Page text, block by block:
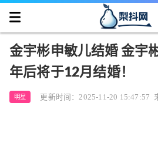
金宇彬申敏儿结婚 金宇
年后将于12月结婚！
明星 更新时间：2025-11-20 15:47:57